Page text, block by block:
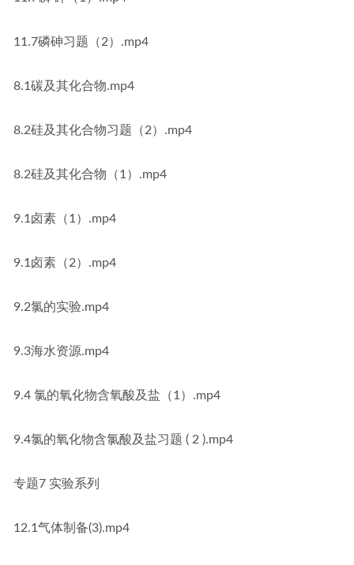
11.7磷砷习题（2）.mp4
8.1碳及其化合物.mp4
8.2硅及其化合物习题（2）.mp4
8.2硅及其化合物（1）.mp4
9.1卤素（1）.mp4
9.1卤素（2）.mp4
9.2氯的实验.mp4
9.3海水资源.mp4
9.4 氯的氧化物含氧酸及盐（1）.mp4
9.4氯的氧化物含氯酸及盐习题 ( 2 ).mp4
专题7 实验系列
12.1气体制备(3).mp4